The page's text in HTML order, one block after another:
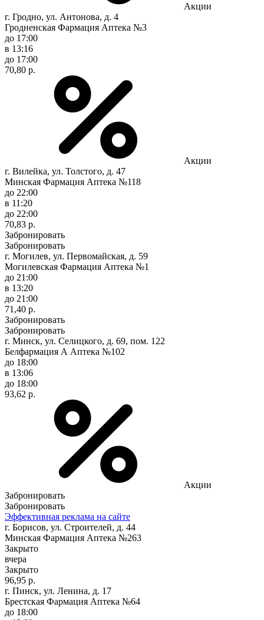
Акции
г. Гродно, ул. Антонова, д. 4
Гродненская Фармация Аптека №3
до 17:00
в 13:16
до 17:00
70,80 р.
Акции
г. Вилейка, ул. Толстого, д. 47
Минская Фармация Аптека №118
до 22:00
в 11:20
до 22:00
70,83 р.
Забронировать
Забронировать
г. Могилев, ул. Первомайская, д. 59
Могилевская Фармация Аптека №1
до 21:00
в 13:20
до 21:00
71,40 р.
Забронировать
Забронировать
г. Минск, ул. Селицкого, д. 69, пом. 122
Белфармация А Аптека №102
до 18:00
в 13:06
до 18:00
93,62 р.
Акции
Забронировать
Забронировать
Эффективная реклама на сайте
г. Борисов, ул. Строителей, д. 44
Минская Фармация Аптека №263
Закрыто
вчера
Закрыто
96,95 р.
г. Пинск, ул. Ленина, д. 17
Брестская Фармация Аптека №64
до 18:00